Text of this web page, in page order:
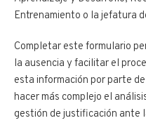
Entrenamiento o la jefatura
Completar este formulario
la ausencia y facilitar el
esta información por parte
hacer más complejo el
gestión de justificación ante